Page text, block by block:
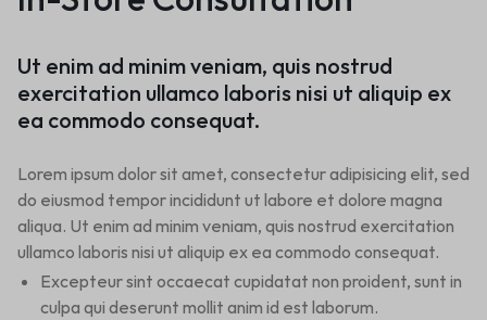
Ut enim ad minim veniam, quis nostrud
exercitation ullamco laboris nisi ut aliquip ex
ea commodo consequat.
Lorem ipsum dolor sit amet, consectetur adipisicing elit, sed
do eiusmod tempor incididunt ut labore et dolore magna
aliqua. Ut enim ad minim veniam, quis nostrud exercitation
ullamco laboris nisi ut aliquip ex ea commodo consequat.
Excepteur sint occaecat cupidatat non proident, sunt in
culpa qui deserunt mollit anim id est laborum.